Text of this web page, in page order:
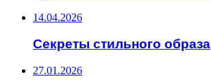
14.04.2026
Секреты стильного образа
27.01.2026